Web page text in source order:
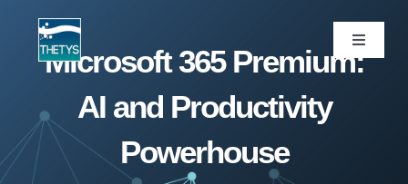
content
Toggle
ဝန်ဆောင်မှုများ
Microsoft 365 Premium:
AI and Productivity
Powerhouse